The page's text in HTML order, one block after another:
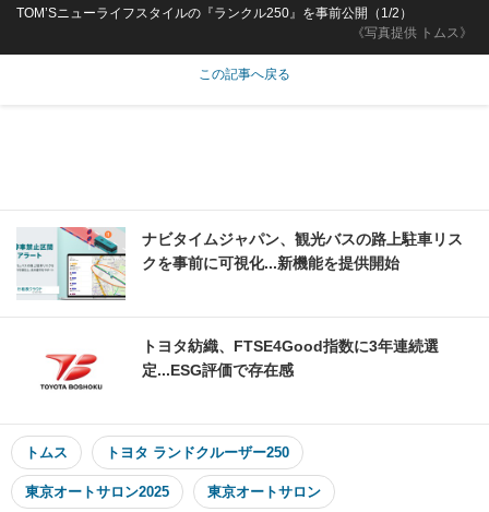
《写真提供 トムス》
TOM’Sニューライフスタイルの『ランクル250』を事前公開（1/2）
この記事へ戻る
ナビタイムジャパン、観光バスの路上駐車リス
クを事前に可視化...新機能を提供開始
トヨタ紡織、FTSE4Good指数に3年連続選
定...ESG評価で存在感
トムス トヨタ ランドクルーザー250
東京オートサロン2025 東京オートサロン